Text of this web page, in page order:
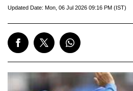
Updated Date: Mon, 06 Jul 2026 09:16 PM (IST)